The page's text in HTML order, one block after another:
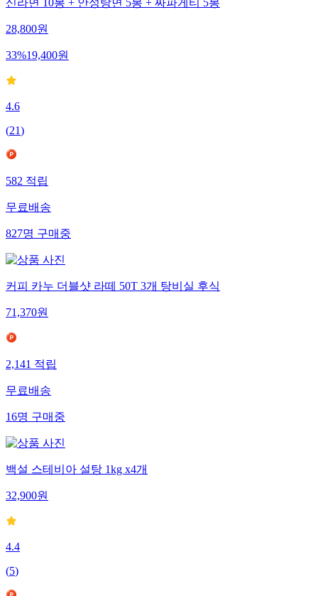
신라면 10봉 + 안성탕면 5봉 + 짜파게티 5봉
28,800원
33%19,400원
4.6
(21)
582적립
무료배송
827명구매중
커피 카누 더블샷 라떼 50T 3개 탕비실 후식
71,370원
2,141적립
무료배송
16명구매중
백설 스테비아 설탕 1kg x4개
32,900원
4.4
(5)